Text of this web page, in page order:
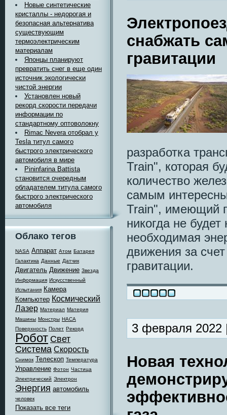
Новые синтетические
кристаллы - недорогая и
безопасная альтернатива
существующим
термоэлектрическим
материалам
Японцы планируют
превратить снег в еще один
источник экологически
чистой энергии
Установлен новый
рекорд скорости передачи
информации по
стандартному оптоволокну
Rimac Nevera отобрал у
Tesla титул самого
быстрого электрического
автомобиля в мире
Pininfarina Battista
становится очередным
обладателем титула самого
быстрого электрического
автомобиля
Облако тегов
NASA Аппарат Атом Батарея
Галактика Данные Датчик
Двигатель Движение Звезда
Информация Искусственный
Испытания Камера
Компьютер Космический
Лазер Материал Материя
Машины Монстры НАСА
Поверхность Полет Рекорд
Робот Свет
Система Скорость
Снимок Телескоп Температура
Управление Фотон Частица
Электрический Электрон
Энергия автомобиль
человек
Показать все теги
снабжать
гравитации
разработка
Train", которая
количество
самым
Train", имеющий
никогда не
необходимая
движения за
гравитации.
3 февраля
Новая